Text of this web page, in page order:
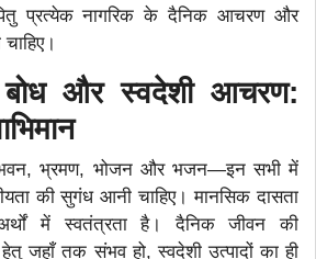
प्रत्येक नागरिक के दैनिक आचरण और
और स्वदेशी आचरण:
भवन, भ्रमण, भोजन और भजन—इन सभी में
की सुगंध आनी चाहिए। मानसिक दासता
में स्वतंत्रता है। दैनिक जीवन की
जहाँ तक संभव हो, स्वदेशी उत्पादों का ही